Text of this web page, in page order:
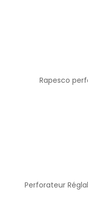
Rapesco
Perforateur